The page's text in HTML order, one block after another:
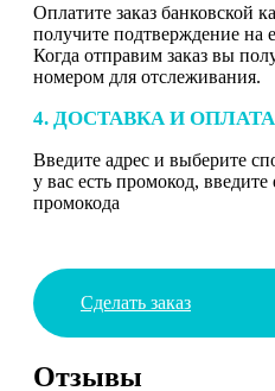
Оплатите заказ банковской
получите подтверждение на
Когда отправим заказ вы
номером для отслеживания.
4. ДОСТАВКА И ОПЛАТА
Введите адрес и выберите
у вас есть промокод,
промокода
Сделать заказ
Отзывы